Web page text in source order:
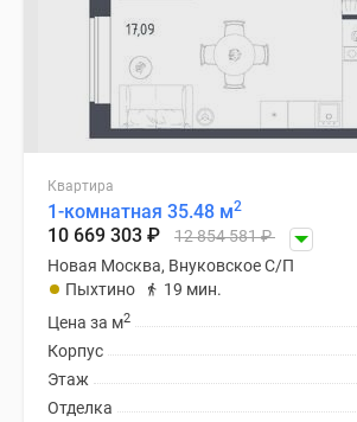
Квартира
1-комнатная 35.48 м2
10 669 303 ₽ 12 854 581₽
Новая Москва, Внуковское С/П
Пыхтино
19 мин.
Цена за м2
Корпус
Этаж
Отделка